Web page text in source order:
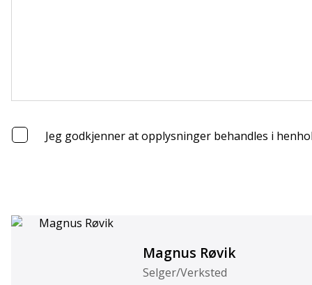
Jeg godkjenner at opplysninger behandles i
Magnus Røvik
Selger/Verksted